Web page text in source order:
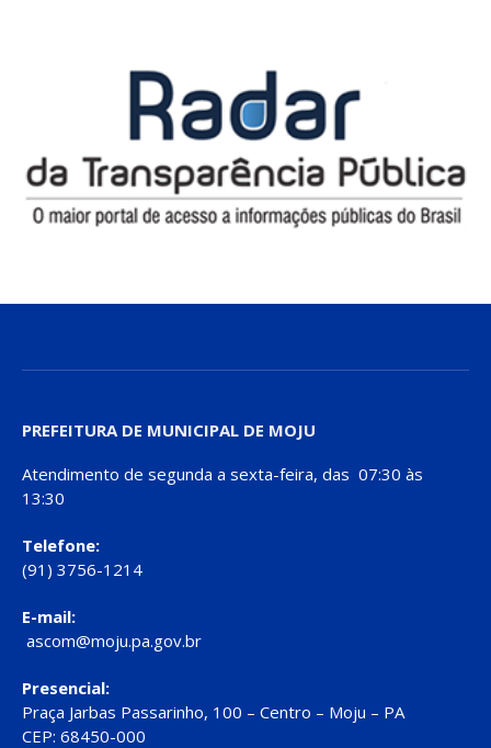
PREFEITURA DE MUNICIPAL DE MOJU
Atendimento de segunda a sexta-feira, das 07:30 às
13:30
Telefone:
(91) 3756-1214
E-mail:
ascom@moju.pa.gov.br
Presencial:
Praça Jarbas Passarinho, 100 – Centro – Moju – PA
CEP: 68450-000